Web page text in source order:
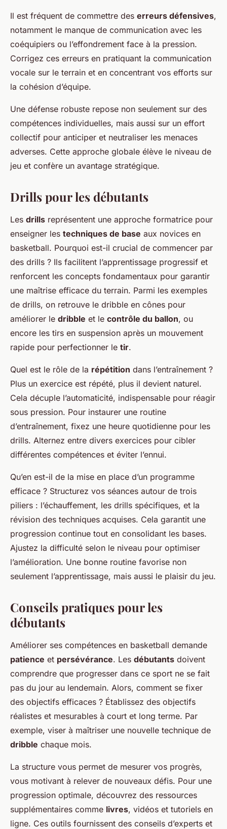
Il est fréquent de commettre des erreurs défensives,
notamment le manque de communication avec les
coéquipiers ou l’effondrement face à la pression.
Corrigez ces erreurs en pratiquant la communication
vocale sur le terrain et en concentrant vos efforts sur
la cohésion d’équipe.
Une défense robuste repose non seulement sur des
compétences individuelles, mais aussi sur un effort
collectif pour anticiper et neutraliser les menaces
adverses. Cette approche globale élève le niveau de
jeu et confère un avantage stratégique.
Drills pour les débutants
Les drills représentent une approche formatrice pour
enseigner les techniques de base aux novices en
basketball. Pourquoi est-il crucial de commencer par
des drills ? Ils facilitent l’apprentissage progressif et
renforcent les concepts fondamentaux pour garantir
une maîtrise efficace du terrain. Parmi les exemples
de drills, on retrouve le dribble en cônes pour
améliorer le dribble et le contrôle du ballon, ou
encore les tirs en suspension après un mouvement
rapide pour perfectionner le tir.
Quel est le rôle de la répétition dans l’entraînement ?
Plus un exercice est répété, plus il devient naturel.
Cela décuple l’automaticité, indispensable pour réagir
sous pression. Pour instaurer une routine
d’entraînement, fixez une heure quotidienne pour les
drills. Alternez entre divers exercices pour cibler
différentes compétences et éviter l’ennui.
Qu’en est-il de la mise en place d’un programme
efficace ? Structurez vos séances autour de trois
piliers : l’échauffement, les drills spécifiques, et la
révision des techniques acquises. Cela garantit une
progression continue tout en consolidant les bases.
Ajustez la difficulté selon le niveau pour optimiser
l’amélioration. Une bonne routine favorise non
seulement l’apprentissage, mais aussi le plaisir du jeu.
Conseils pratiques pour les
débutants
Améliorer ses compétences en basketball demande
patience et persévérance. Les débutants doivent
comprendre que progresser dans ce sport ne se fait
pas du jour au lendemain. Alors, comment se fixer
des objectifs efficaces ? Établissez des objectifs
réalistes et mesurables à court et long terme. Par
exemple, viser à maîtriser une nouvelle technique de
dribble chaque mois.
La structure vous permet de mesurer vos progrès,
vous motivant à relever de nouveaux défis. Pour une
progression optimale, découvrez des ressources
supplémentaires comme livres, vidéos et tutoriels en
ligne. Ces outils fournissent des conseils d’experts et